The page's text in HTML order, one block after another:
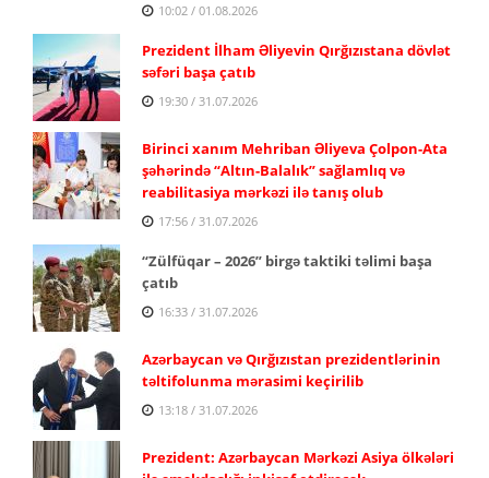
10:02 / 01.08.2026
Prezident İlham Əliyevin Qırğızıstana dövlət
səfəri başa çatıb
19:30 / 31.07.2026
Birinci xanım Mehriban Əliyeva Çolpon-Ata
şəhərində “Altın-Balalık” sağlamlıq və
reabilitasiya mərkəzi ilə tanış olub
17:56 / 31.07.2026
“Zülfüqar – 2026” birgə taktiki təlimi başa
çatıb
16:33 / 31.07.2026
Azərbaycan və Qırğızıstan prezidentlərinin
təltifolunma mərasimi keçirilib
13:18 / 31.07.2026
Prezident: Azərbaycan Mərkəzi Asiya ölkələri